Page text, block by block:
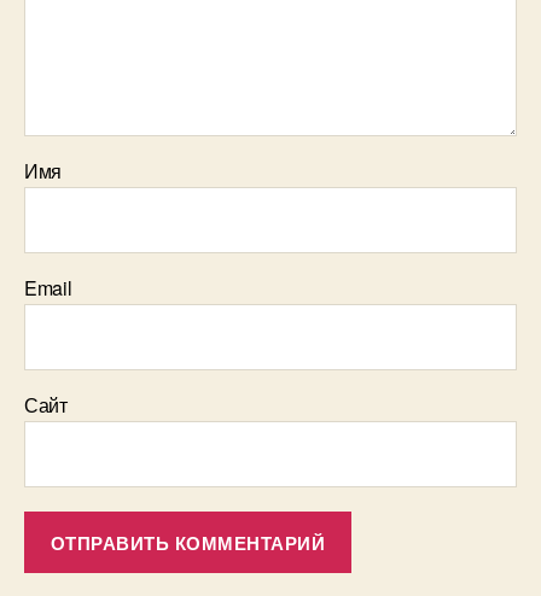
Имя
Email
Сайт